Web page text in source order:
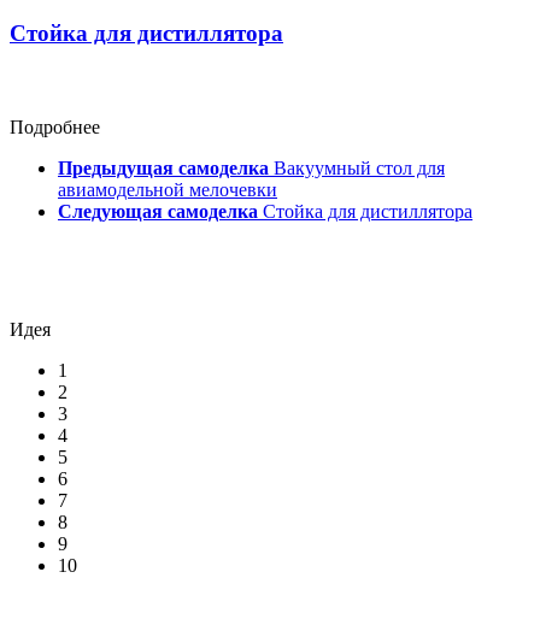
Стойка для дистиллятора
Подробнее
Предыдущая самоделка Вакуумный стол для
авиамодельной мелочевки
Следующая самоделка Стойка для дистиллятора
Идея
1
2
3
4
5
6
7
8
9
10